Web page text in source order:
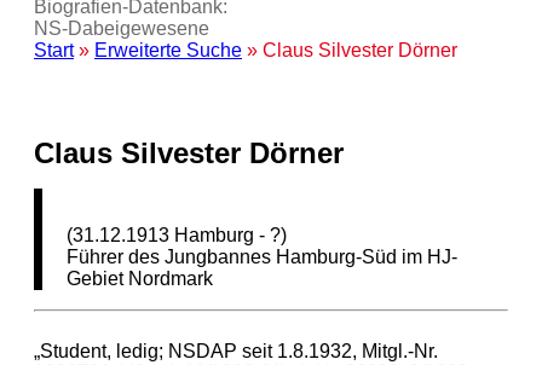
Biografien-Datenbank:
NS‑Dabeigewesene
Start» Erweiterte Suche » Claus Silvester Dörner
Claus Silvester Dörner
(31.12.1913 Hamburg - ?)
Führer des Jungbannes Hamburg-Süd im HJ-
Gebiet Nordmark
„Student, ledig; NSDAP seit 1.8.1932, Mitgl.-Nr.